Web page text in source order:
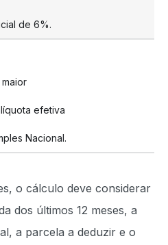
de 6%.
efetiva
Nacional.
o cálculo deve considerar
dos últimos 12 meses, a
a parcela a deduzir e o